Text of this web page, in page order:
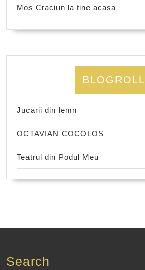
Mos Craciun la tine acasa
BLOGROLL
Jucarii din lemn
OCTAVIAN COCOLOS
Teatrul din Podul Meu
Search